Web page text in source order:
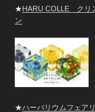
★HARU COLLE クリ
ン
★ハーバリウムフェア